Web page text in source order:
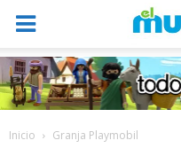
Inicio Granja Playmobil